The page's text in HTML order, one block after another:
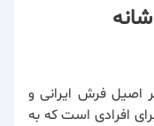
اصیل فرش ایرانی و
افرادی است که به